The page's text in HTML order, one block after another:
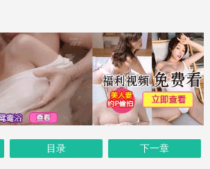
目录 下一章